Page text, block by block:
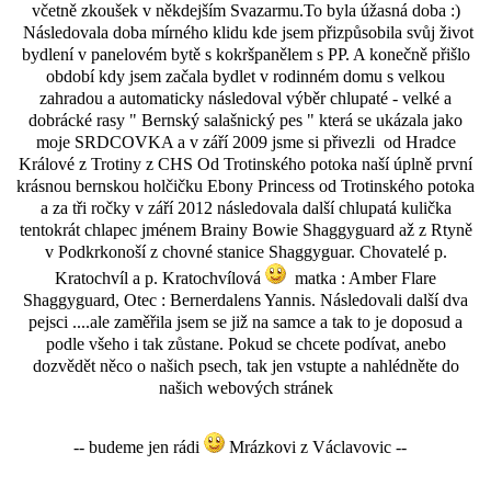
včetně zkoušek v někdejším Svazarmu.To byla úžasná doba :)
Následovala doba mírného klidu kde jsem přizpůsobila svůj život
bydlení v panelovém bytě s kokršpanělem s PP. A konečně přišlo
období kdy jsem začala bydlet v rodinném domu s velkou
zahradou a automaticky následoval výběr chlupaté - velké a
dobrácké rasy " Bernský salašnický pes " která se ukázala jako
moje SRDCOVKA a v září 2009 jsme si přivezli od Hradce
Králové z Trotiny z CHS Od Trotinského potoka naší úplně první
krásnou bernskou holčičku Ebony Princess od Trotinského potoka
a za tři ročky v září 2012 následovala další chlupatá kulička
tentokrát chlapec jménem Brainy Bowie Shaggyguard až z Rtyně
v Podkrkonoší z chovné stanice Shaggyguar. Chovatelé p.
Kratochvíl a p. Kratochvílová
matka : Amber Flare
Shaggyguard, Otec : Bernerdalens Yannis. Následovali další dva
pejsci ....ale zaměřila jsem se již na samce a tak to je doposud a
podle všeho i tak zůstane. Pokud se chcete podívat, anebo
dozvědět něco o našich psech, tak jen vstupte a nahlédněte do
našich webových stránek
-- budeme jen rádi Mrázkovi z Václavovic --